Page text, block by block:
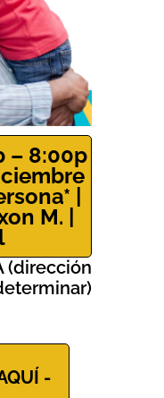
– 8:00p
|
M. |
(dirección
)
-